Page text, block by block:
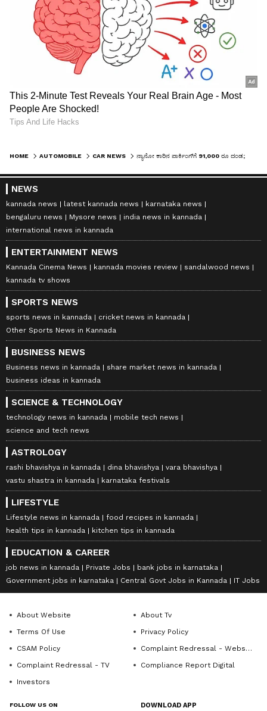
HOME AUTOMOBILE CAR NEWS
NEWS
kannada news latest kannada news
karnataka news
bengaluru news
Mysore news
india news in kannada
international news in kannada
ENTERTAINMENT NEWS
Kannada Cinema News kannada movies review
sandalwood news
kannada tv shows
SPORTS NEWS
sports news in kannada
cricket news in kannada
Other Sports News in Kannada
BUSINESS NEWS
Business news in kannada
share market news in kannada
business ideas in kannada
SCIENCE & TECHNOLOGY
technology news in kannada
mobile tech news
science and tech news
ASTROLOGY
rashi bhavishya in kannada dina bhavishya
vara bhavishya
vastu shastra in kannada
karnataka festivals
LIFESTYLE
Lifestyle news in kannada
food recipes in kannada
health tips in kannada
kitchen tips in kannada
EDUCATION & CAREER
job news in kannada Private Jobs
bank jobs in karnataka
Government jobs in karnataka
Central Govt Jobs in Kannada IT Jobs
About Website
About Tv
Terms Of Use
Privacy Policy
CSAM Policy
Complaint Redressal - Website
Complaint Redressal - TV
Compliance Report Digital
Investors
FOLLOW US ON DOWNLOAD APP